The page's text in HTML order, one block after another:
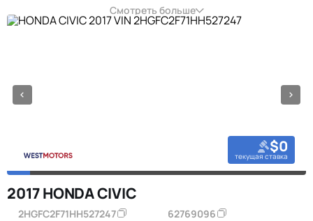
Смотреть больше
$0
текущая ставка
2017 HONDA CIVIC
2HGFC2F71HH527247 62769096